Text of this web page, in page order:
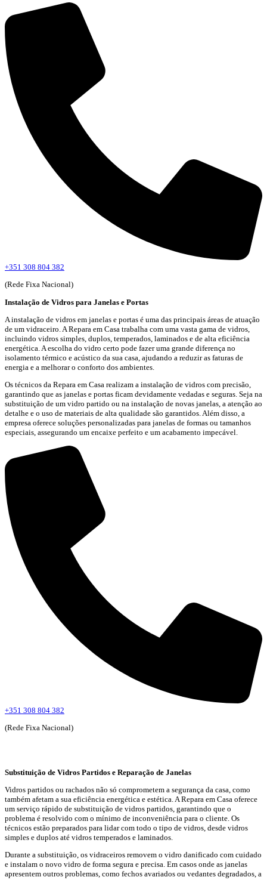
+351 308 804 382
(Rede Fixa Nacional)
Instalação de Vidros para Janelas e Portas
A instalação de vidros em janelas e portas é uma das principais áreas de atuação
de um vidraceiro. A Repara em Casa trabalha com uma vasta gama de vidros,
incluindo vidros simples, duplos, temperados, laminados e de alta eficiência
energética. A escolha do vidro certo pode fazer uma grande diferença no
isolamento térmico e acústico da sua casa, ajudando a reduzir as faturas de
energia e a melhorar o conforto dos ambientes.
Os técnicos da Repara em Casa realizam a instalação de vidros com precisão,
garantindo que as janelas e portas ficam devidamente vedadas e seguras. Seja na
substituição de um vidro partido ou na instalação de novas janelas, a atenção ao
detalhe e o uso de materiais de alta qualidade são garantidos. Além disso, a
empresa oferece soluções personalizadas para janelas de formas ou tamanhos
especiais, assegurando um encaixe perfeito e um acabamento impecável.
+351 308 804 382
(Rede Fixa Nacional)
Substituição de Vidros Partidos e Reparação de Janelas
Vidros partidos ou rachados não só comprometem a segurança da casa, como
também afetam a sua eficiência energética e estética. A Repara em Casa oferece
um serviço rápido de substituição de vidros partidos, garantindo que o
problema é resolvido com o mínimo de inconveniência para o cliente. Os
técnicos estão preparados para lidar com todo o tipo de vidros, desde vidros
simples e duplos até vidros temperados e laminados.
Durante a substituição, os vidraceiros removem o vidro danificado com cuidado
e instalam o novo vidro de forma segura e precisa. Em casos onde as janelas
apresentem outros problemas, como fechos avariados ou vedantes degradados, a